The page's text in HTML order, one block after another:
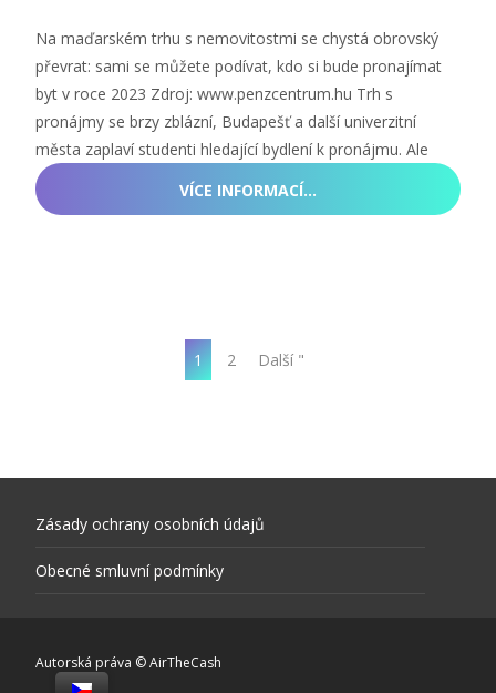
Na maďarském trhu s nemovitostmi se chystá obrovský
převrat: sami se můžete podívat, kdo si bude pronajímat
byt v roce 2023 Zdroj: www.penzcentrum.hu Trh s
pronájmy se brzy zblázní, Budapešť a další univerzitní
města zaplaví studenti hledající bydlení k pronájmu. Ale
VÍCE INFORMACÍ…
1 2 Další "
Zásady ochrany osobních údajů
Obecné smluvní podmínky
Autorská práva © AirTheCash